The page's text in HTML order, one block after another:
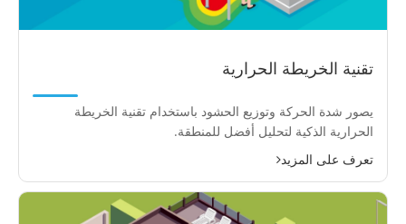
تقنية الخريطة الحرارية
يصور شدة الحركة وتوزيع الحشود باستخدام تقنية الخريطة
الحرارية الذكية لتحليل أفضل للمنطقة.
تعرف على المزيد